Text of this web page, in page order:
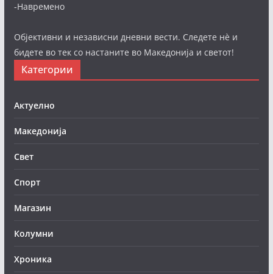
-Навремено
Објективни и независни дневни вести. Следете нè и
бидете во тек со настаните во Македонија и светот!
Категории
Актуелно
Македонија
Свет
Спорт
Магазин
Колумни
Хроника